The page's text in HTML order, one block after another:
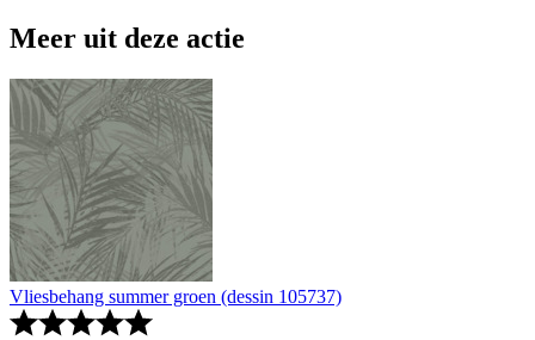
Meer uit deze actie
Vliesbehang summer groen (dessin 105737)